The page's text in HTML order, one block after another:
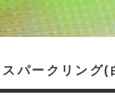
パークリン